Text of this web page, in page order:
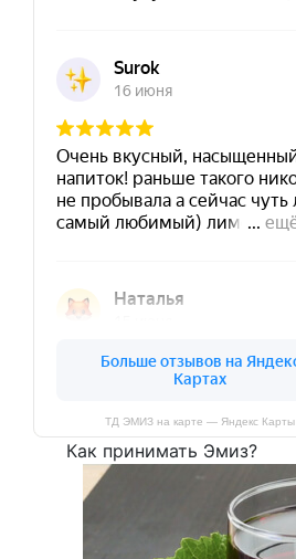
ТД ЭМИЗ на карте — Яндекс Карты
Как принимать Эмиз?